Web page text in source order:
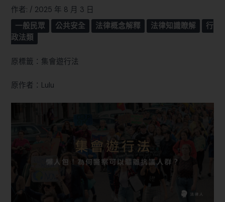
作者: / 2025 年 8 月 3 日
一般民眾
公共安全 法律概念解釋 法律知識瞭解
行
政法類
原標籤：集會遊行法
原作者：Lulu